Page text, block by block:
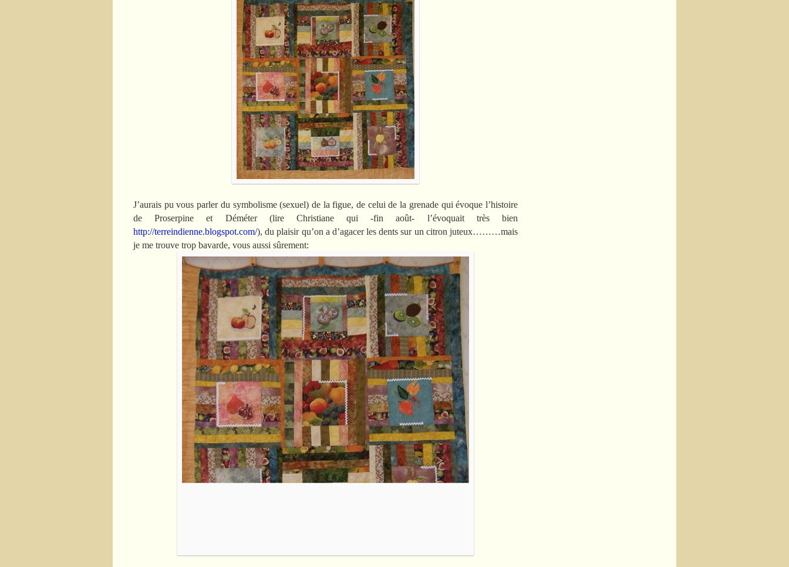
J’aurais pu vous parler du symbolisme (sexuel) de la figue, de celui de la grenade qui évoque l’histoire
de Proserpine et Déméter (lire Christiane qui -fin août- l’évoquait très bien
http://terreindienne.blogspot.com/), du plaisir qu’on a d’agacer les dents sur un citron juteux………mais
je me trouve trop bavarde, vous aussi sûrement: